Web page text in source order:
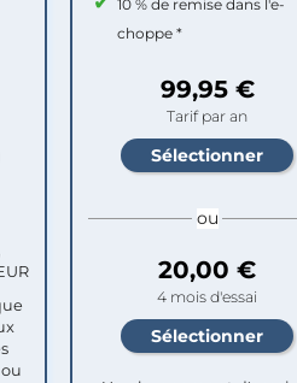
10 % de remise dans l'e-
choppe *
99,95 €
Tarif par an
ou
20,00 €
4 mois d'essai